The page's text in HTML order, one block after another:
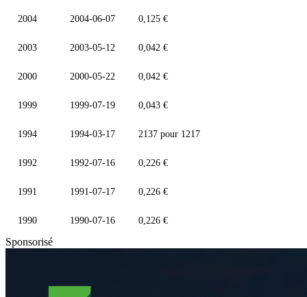
2004 2004-06-07 0,125 €
2003 2003-05-12 0,042 €
2000 2000-05-22 0,042 €
1999 1999-07-19 0,043 €
1994 1994-03-17 2137 pour 1217
1992 1992-07-16 0,226 €
1991 1991-07-17 0,226 €
1990 1990-07-16 0,226 €
Sponsorisé